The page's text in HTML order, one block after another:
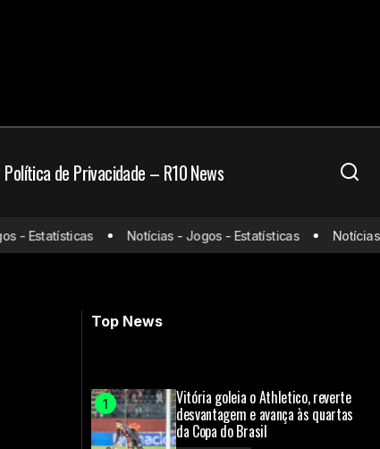
Política de Privacidade – R10 News
e horário
Neymar mantém otimismo apesar do
empate do Santos: ‘Vamos nos
recuperar’
Estatísticas Notícias - Jogos - Estatísticas Notícias -
Top News
Vitória goleia o Athletico, reverte
desvantagem e avança às quartas
da Copa do Brasil